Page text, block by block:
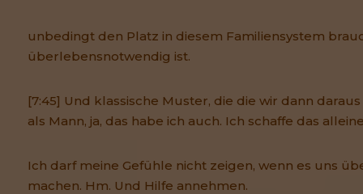
unbedingt den Platz in diesem Familiensystem
überlebensnotwendig ist.
[7:45] Und klassische Muster, die die wir dann
als Mann, ja, das habe ich auch. Ich schaffe das
Ich darf meine Gefühle nicht zeigen, wenn es uns
machen. Hm. Und Hilfe annehmen.